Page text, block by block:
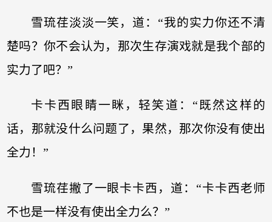
雪琉荏淡淡一笑，道：“我的实力你还不清
楚吗？你不会认为，那次生存演戏就是我个部的
实力了吧？”
卡卡西眼睛一眯，轻笑道：“既然这样的
话，那就没什么问题了，果然，那次你没有使出
全力！”
雪琉荏撇了一眼卡卡西，道：“卡卡西老师
不也是一样没有使出全力么？”